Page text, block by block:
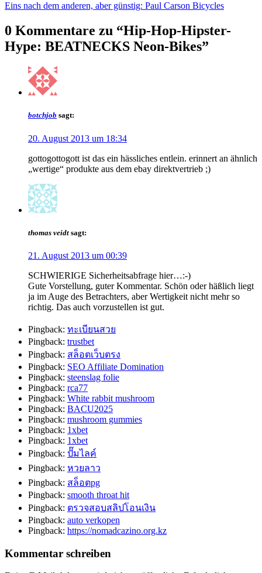
Eins nach dem anderen, aber günstig: Paul Carson Bicycles
0 Kommentare zu “Hip-Hop-Hipster-
Hype: BEATNECKS Neon-Bikes”
botchjob sagt:
20. August 2013 um 18:34
gottogottogott ist das ein hässliches entlein. erinnert an ähnlich
„wertige“ produkte aus dem ebay direktvertrieb ;)
thomas veidt sagt:
21. August 2013 um 00:39
SCHWIERIGE Sicherheitsabfrage hier…:-)
Gute Vorstellung, guter Kommentar. Schön oder häßlich liegt
ja im Auge des Betrachters, aber Wertigkeit nicht mehr so
richtig. Das auch vorzustellen ist gut.
Pingback: ทะเบียนสวย
Pingback: trustbet
Pingback: สล็อตเว็บตรง
Pingback: SEO Affiliate Domination
Pingback: steenslag folie
Pingback: rca77
Pingback: White rabbit mushroom
Pingback: BACU2025
Pingback: mushroom gummies
Pingback: 1xbet
Pingback: 1xbet
Pingback: ปั๊มไลค์
Pingback: หวยลาว
Pingback: สล็อตpg
Pingback: smooth throat hit
Pingback: ตรวจสอบสลิปโอนเงิน
Pingback: auto verkopen
Pingback: https://nomadcazino.org.kz
Kommentar schreiben